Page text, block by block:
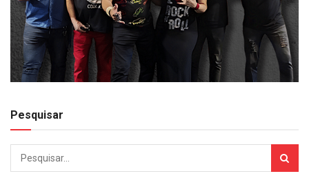
Pesquisar